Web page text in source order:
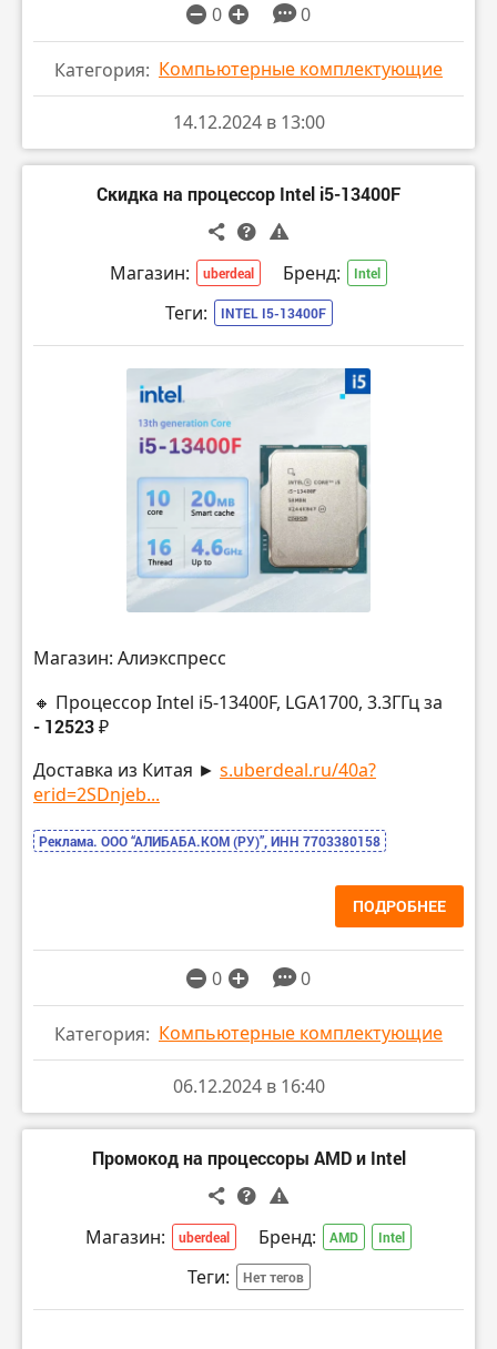
0 0
Категория: Компьютерные комплектующие
14.12.2024 в 13:00
Скидка на процессор Intel i5-13400F
Магазин: uberdeal Бренд: Intel
Теги: INTEL I5-13400F
Магазин: Алиэкспресс
🔸 Процессор Intel i5-13400F, LGA1700, 3.3ГГц за
- 12523 ₽
Доставка из Китая ► s.uberdeal.ru/40a?
erid=2SDnjeb...
Реклама. ООО “АЛИБАБА.КОМ (РУ)”, ИНН 7703380158
ПОДРОБНЕЕ
0 0
Категория: Компьютерные комплектующие
06.12.2024 в 16:40
Промокод на процессоры AMD и Intel
Магазин: uberdeal Бренд: AMD Intel
Теги: Нет тегов